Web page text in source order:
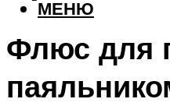
МЕНЮ
Флюс для